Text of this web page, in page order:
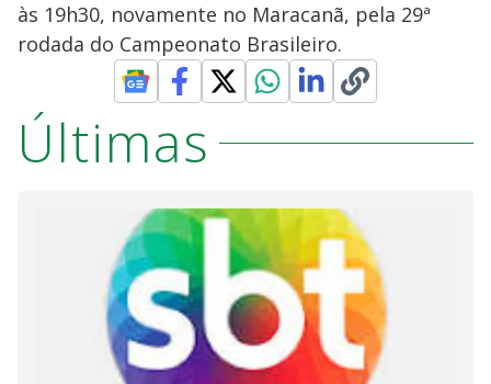
às 19h30, novamente no Maracanã, pela 29ª
rodada do Campeonato Brasileiro.
Últimas